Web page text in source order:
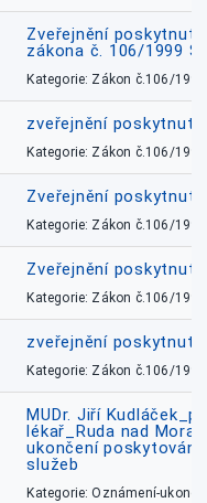
Zveřejnění
zákona č. 106/1999
Kategorie: Zákon č.106/1999
zveřejnění
Kategorie: Zákon č.106/1999
Zveřejnění
Kategorie: Zákon č.106/1999
Zveřejnění
Kategorie: Zákon č.106/1999
zveřejnění
Kategorie: Zákon č.106/1999
MUDr. Jiří
lékař_Ruda nad
ukončení
služeb
Kategorie: Oznámení-